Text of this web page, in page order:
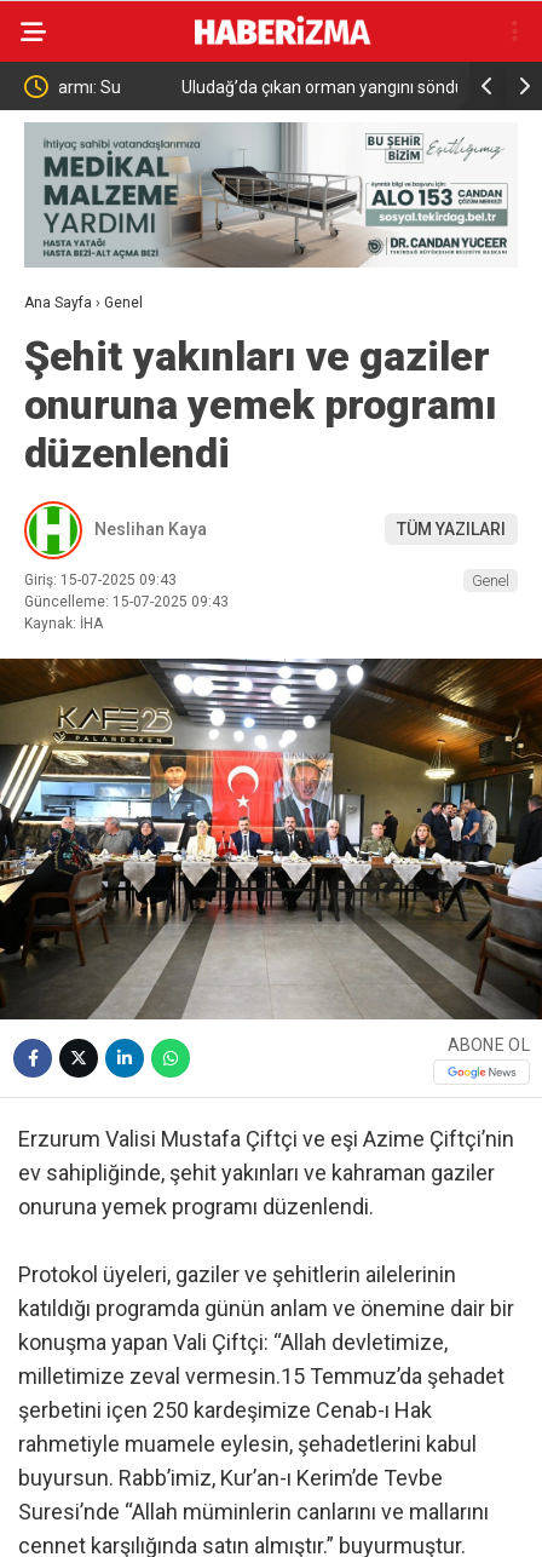
Uludağ’da çıkan orman yangını söndürüldü MGK 6
Güvenlik
Ana Sayfa › Genel
Şehit yakınları ve gaziler
onuruna yemek programı
düzenlendi
Neslihan Kaya TÜM YAZILARI
Giriş: 15-07-2025 09:43
Güncelleme: 15-07-2025 09:43
Kaynak: İHA
Genel
ABONE OL
Erzurum Valisi Mustafa Çiftçi ve eşi Azime Çiftçi’nin
ev sahipliğinde, şehit yakınları ve kahraman gaziler
onuruna yemek programı düzenlendi.
Protokol üyeleri, gaziler ve şehitlerin ailelerinin
katıldığı programda günün anlam ve önemine dair bir
konuşma yapan Vali Çiftçi: “Allah devletimize,
milletimize zeval vermesin.15 Temmuz’da şehadet
şerbetini içen 250 kardeşimize Cenab-ı Hak
rahmetiyle muamele eylesin, şehadetlerini kabul
buyursun. Rabb’imiz, Kur’an-ı Kerim’de Tevbe
Suresi’nde “Allah müminlerin canlarını ve mallarını
cennet karşılığında satın almıştır.” buyurmuştur.